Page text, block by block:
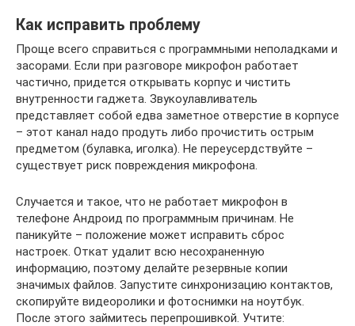
Как исправить проблему
Проще всего справиться с программными неполадками и
засорами. Если при разговоре микрофон работает
частично, придется открывать корпус и чистить
внутренности гаджета. Звукоулавливатель
представляет собой едва заметное отверстие в корпусе
– этот канал надо продуть либо прочистить острым
предметом (булавка, иголка). Не переусердствуйте –
существует риск повреждения микрофона.
Случается и такое, что не работает микрофон в
телефоне Андроид по программным причинам. Не
паникуйте – положение может исправить сброс
настроек. Откат удалит всю несохраненную
информацию, поэтому делайте резервные копии
значимых файлов. Запустите синхронизацию контактов,
скопируйте видеоролики и фотоснимки на ноутбук.
После этого займитесь перепрошивкой. Учтите: